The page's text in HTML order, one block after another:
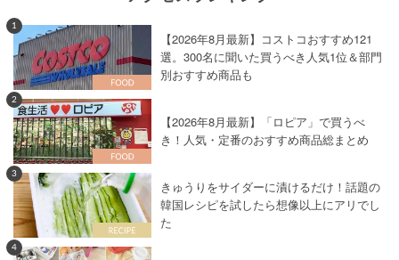
1
【2026年8月最新】コストコおすすめ121
選。300名に聞いた買うべき人気1位＆部門
別おすすめ商品も
2
【2026年8月最新】「ロピア」で買うべ
き！人気・定番のおすすめ商品総まとめ
3
きゅうりをサイダーに漬けるだけ！話題の
韓国レシピを試したら想像以上にアリでし
た
4